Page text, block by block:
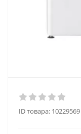
ID товара: 10229569